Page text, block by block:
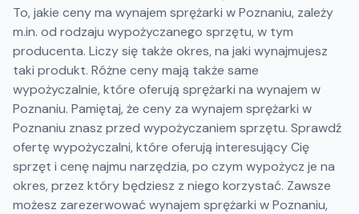
To, jakie ceny ma wynajem sprężarki w Poznaniu, zależy
m.in. od rodzaju wypożyczanego sprzętu, w tym
producenta. Liczy się także okres, na jaki wynajmujesz
taki produkt. Różne ceny mają także same
wypożyczalnie, które oferują sprężarki na wynajem w
Poznaniu. Pamiętaj, że ceny za wynajem sprężarki w
Poznaniu znasz przed wypożyczaniem sprzętu. Sprawdź
ofertę wypożyczalni, które oferują interesujący Cię
sprzęt i cenę najmu narzędzia, po czym wypożycz je na
okres, przez który będziesz z niego korzystać. Zawsze
możesz zarezerwować wynajem sprężarki w Poznaniu,